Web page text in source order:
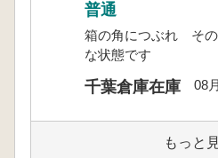
普通
箱の角につぶれ その
な状態です
千葉倉庫在庫 08
もっと